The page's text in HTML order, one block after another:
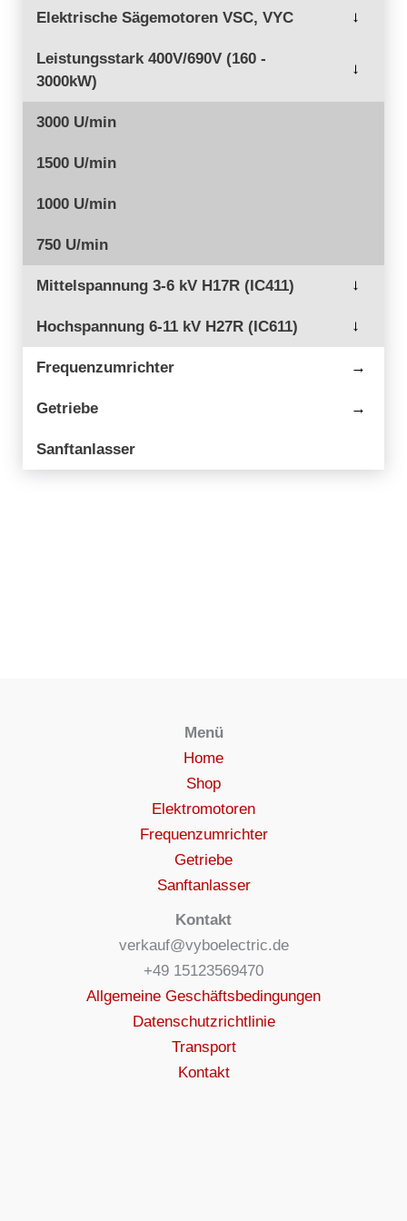
Elektrische Sägemotoren VSC, VYC →
Leistungsstark 400V/690V (160 -
3000kW)
→
3000 U/min
1500 U/min
1000 U/min
750 U/min
Mittelspannung 3-6 kV H17R (IC411) →
Hochspannung 6-11 kV H27R (IC611) →
Frequenzumrichter →
Getriebe →
Sanftanlasser
Menü
Home
Shop
Elektromotoren
Frequenzumrichter
Getriebe
Sanftanlasser
Kontakt
verkauf@vyboelectric.de
+49 15123569470
Allgemeine Geschäftsbedingungen
Datenschutzrichtlinie
Transport
Kontakt